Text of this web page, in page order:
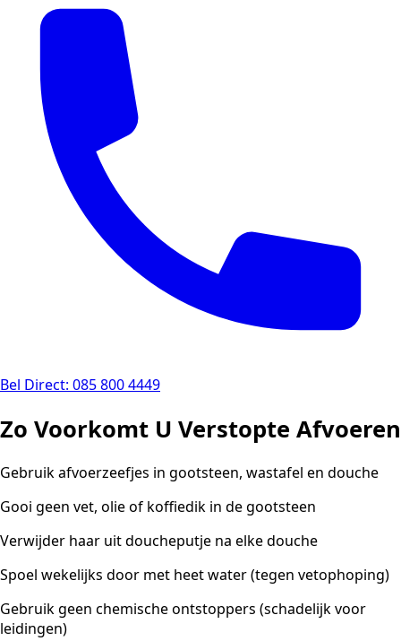
Bel Direct: 085 800 4449
Zo Voorkomt U Verstopte Afvoeren
Gebruik afvoerzeefjes in gootsteen, wastafel en douche
Gooi geen vet, olie of koffiedik in de gootsteen
Verwijder haar uit doucheputje na elke douche
Spoel wekelijks door met heet water (tegen vetophoping)
Gebruik geen chemische ontstoppers (schadelijk voor
leidingen)